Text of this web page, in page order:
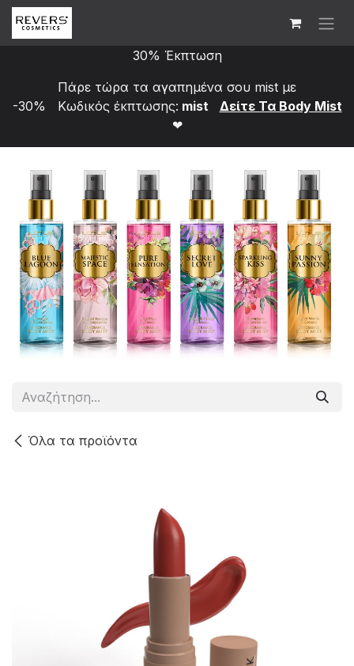
Skip to Content
30% Έκπτωση
Πάρε τώρα τα αγαπημένα σου mist με
-30% Κωδικός έκπτωσης: mist
Δείτε Τα Bod​y Mist
❤
Όλα τα προϊόντα